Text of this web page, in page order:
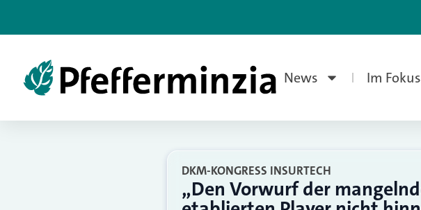
News Im Fokus
DKM-KONGRESS INSURTECH
„Den Vorwurf der